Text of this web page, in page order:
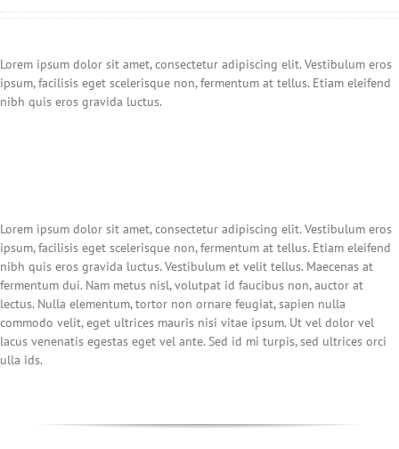
Lorem ipsum dolor sit amet, consectetur adipiscing elit. Vestibulum eros
ipsum, facilisis eget scelerisque non, fermentum at tellus. Etiam eleifend
nibh quis eros gravida luctus.
Lorem ipsum dolor sit amet, consectetur adipiscing elit. Vestibulum eros
ipsum, facilisis eget scelerisque non, fermentum at tellus. Etiam eleifend
nibh quis eros gravida luctus. Vestibulum et velit tellus. Maecenas at
fermentum dui. Nam metus nisl, volutpat id faucibus non, auctor at
lectus. Nulla elementum, tortor non ornare feugiat, sapien nulla
commodo velit, eget ultrices mauris nisi vitae ipsum. Ut vel dolor vel
lacus venenatis egestas eget vel ante. Sed id mi turpis, sed ultrices orci
ulla ids.